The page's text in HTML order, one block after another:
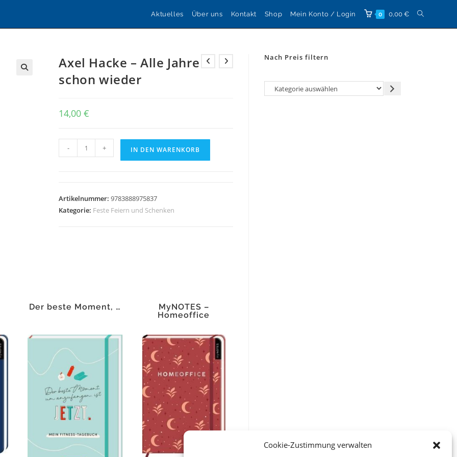
Cookie-Zustimmung verwalten
Aktuelles Über uns Kontakt Shop Mein Konto / Login 0 0,00 € Website-
Axel Hacke – Alle Jahre
schon wieder
14,00€
Hacke
Jahre
schon
- + IN DEN WARENKORB
Artikelnummer:9783888975837
Kategorie: Feste Feiern und Schenken
Der beste Moment, …
MyNOTES –
Homeoffice
Nach Preis filtern
Kategorie